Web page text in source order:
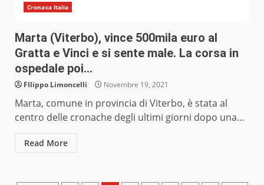
Cronaca Italia
Marta (Viterbo), vince 500mila euro al
Gratta e Vinci e si sente male. La corsa in
ospedale poi…
FIlippo Limoncelli Novembre 19, 2021
Marta, comune in provincia di Viterbo, è stata al
centro delle cronache degli ultimi giorni dopo una...
Read More